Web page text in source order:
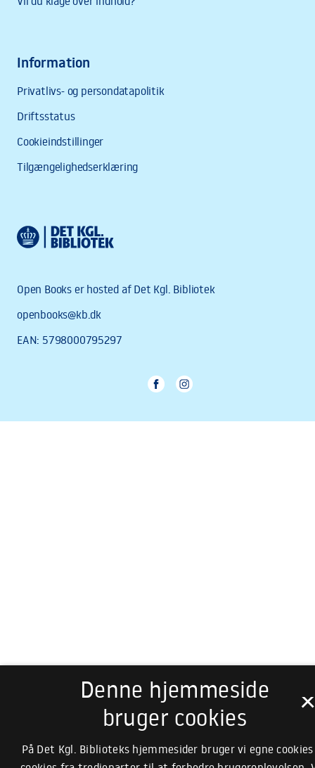
×
Denne hjemmeside
bruger cookies
På Det Kgl. Biblioteks hjemmesider bruger vi egne cookies